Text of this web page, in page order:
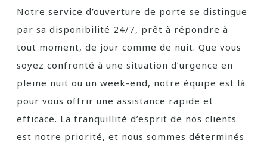
Notre service d’ouverture de porte se distingue
par sa disponibilité 24/7, prêt à répondre à
tout moment, de jour comme de nuit. Que vous
soyez confronté à une situation d’urgence en
pleine nuit ou un week-end, notre équipe est là
pour vous offrir une assistance rapide et
efficace. La tranquillité d’esprit de nos clients
est notre priorité, et nous sommes déterminés